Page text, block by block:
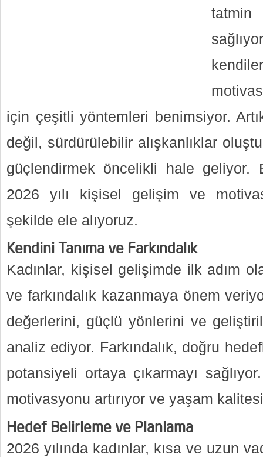
tatmin
için çeşitli yöntemleri benimsiyor.
değil, sürdürülebilir alışkanlıklar
güçlendirmek öncelikli hale geliyor.
2026 yılı kişisel gelişim ve
şekilde ele alıyoruz.
Kendini Tanıma ve Farkındalık
Kadınlar, kişisel gelişimde ilk adım
ve farkındalık kazanmaya önem
değerlerini, güçlü yönlerini ve
analiz ediyor. Farkındalık, doğru
potansiyeli ortaya çıkarmayı
motivasyonu artırıyor ve yaşam
Hedef Belirleme ve Planlama
2026 yılında kadınlar, kısa ve uzun